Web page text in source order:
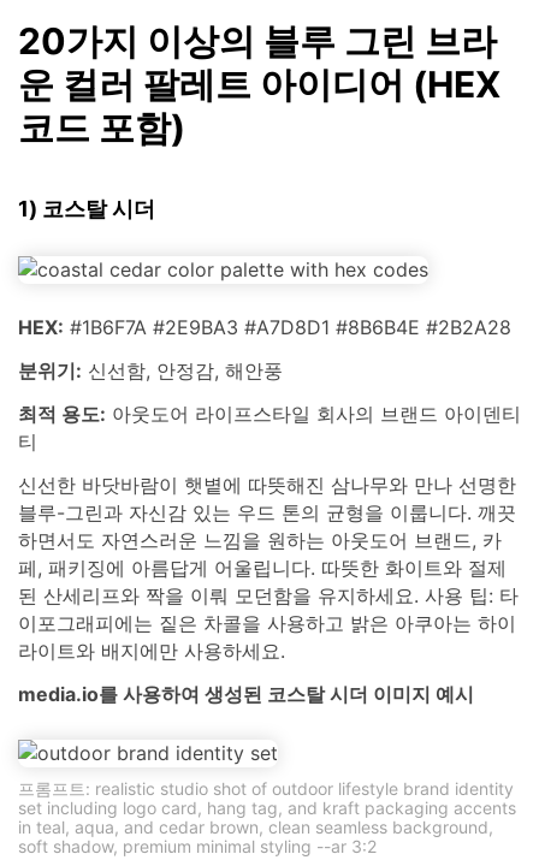
20가지 이상의 블루 그린 브라
운 컬러 팔레트 아이디어 (HEX
코드 포함)
1) 코스탈 시더
HEX: #1B6F7A #2E9BA3 #A7D8D1 #8B6B4E #2B2A28
분위기: 신선함, 안정감, 해안풍
최적 용도: 아웃도어 라이프스타일 회사의 브랜드 아이덴티
티
신선한 바닷바람이 햇볕에 따뜻해진 삼나무와 만나 선명한
블루-그린과 자신감 있는 우드 톤의 균형을 이룹니다. 깨끗
하면서도 자연스러운 느낌을 원하는 아웃도어 브랜드, 카
페, 패키징에 아름답게 어울립니다. 따뜻한 화이트와 절제
된 산세리프와 짝을 이뤄 모던함을 유지하세요. 사용 팁: 타
이포그래피에는 짙은 차콜을 사용하고 밝은 아쿠아는 하이
라이트와 배지에만 사용하세요.
media.io를 사용하여 생성된 코스탈 시더 이미지 예시
프롬프트: realistic studio shot of outdoor lifestyle brand identity
set including logo card, hang tag, and kraft packaging accents
in teal, aqua, and cedar brown, clean seamless background,
soft shadow, premium minimal styling --ar 3:2